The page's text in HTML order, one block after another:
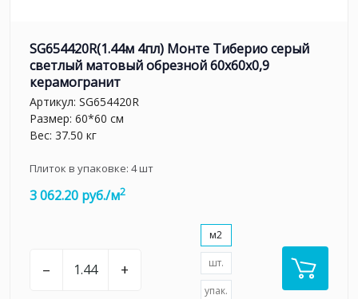
SG654420R(1.44м 4пл) Монте Тиберио серый
светлый матовый обрезной 60x60x0,9
керамогранит
Артикул: SG654420R
Размер: 60*60 см
Вес: 37.50 кг
Плиток в упаковке: 4шт
3 062.20 руб./м2
– +
м2
шт.
упак.